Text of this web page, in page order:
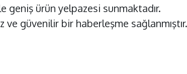
ürün yelpazesi sunmaktadır.
güvenilir bir haberleşme sağlanmıştır.